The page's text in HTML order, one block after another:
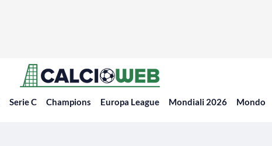
Serie C Champions Europa League Mondiali 2026 Mondo